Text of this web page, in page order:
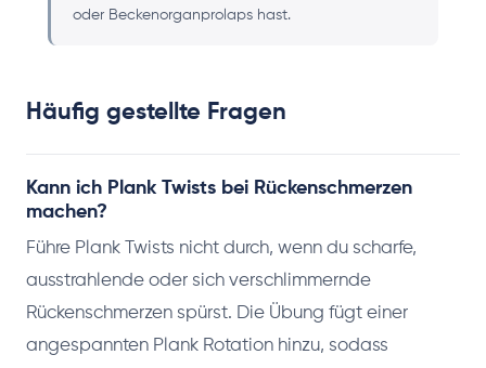
oder Beckenorganprolaps hast.
Häufig gestellte Fragen
Kann ich Plank Twists bei Rückenschmerzen
machen?
Führe Plank Twists nicht durch, wenn du scharfe,
ausstrahlende oder sich verschlimmernde
Rückenschmerzen spürst. Die Übung fügt einer
angespannten Plank Rotation hinzu, sodass